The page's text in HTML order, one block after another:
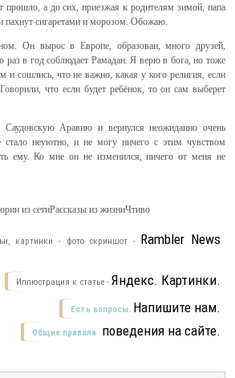
прошло, а до сих, приезжая к родителям зимой, папа
пахнут сигаретами и морозом. Обожаю.
Он вырос в Европе, образован, много друзей,
раз в год соблюдает Рамадан. Я верю в бога, но тоже
и сошлись, что не важно, какая у кого религия, если
что если будет ребёнок, то он сам выберет
Аравию и вернулся неожиданно очень
неуютно, и не могу ничего с этим чувством
ему. Ко мне он не изменился, ничего от меня не
из сетиРассказы из жизниЧтиво
картинки - фото скриншот - Rambler News
Иллюстрация к статье - Яндекс. Картинки.
Есть вопросы. Напишите нам.
Общие правила поведения на сайте.